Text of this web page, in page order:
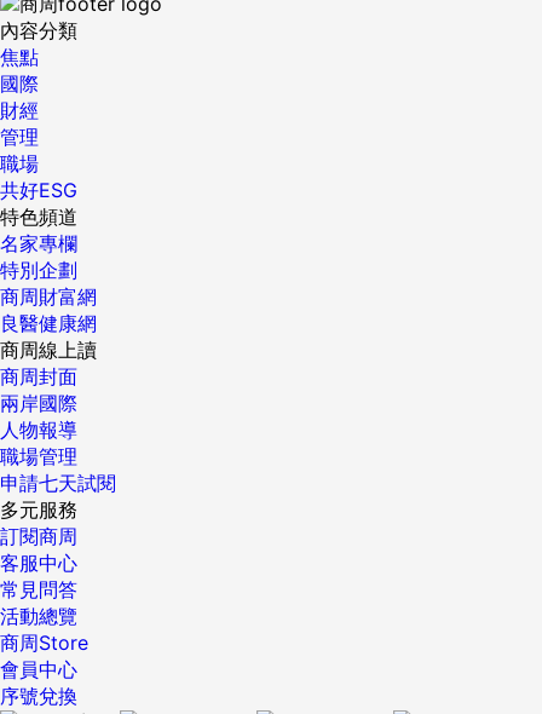
內容分類
焦點
國際
財經
管理
職場
共好ESG
特色頻道
名家專欄
特別企劃
商周財富網
良醫健康網
商周線上讀
商周封面
兩岸國際
人物報導
職場管理
申請七天試閱
多元服務
訂閱商周
客服中心
常見問答
活動總覽
商周Store
會員中心
序號兌換